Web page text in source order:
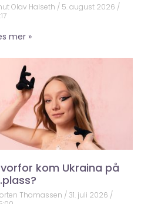
Olav Halseth
5. august 2026
mer »
kom Ukraina på
Thomassen
31. juli 2026